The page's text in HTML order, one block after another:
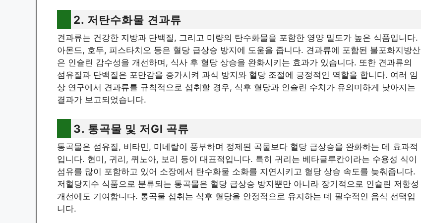
2. 저탄수화물 견과류
견과류는 건강한 지방과 단백질, 그리고 미량의 탄수화물을 포함한 영양 밀도가 높은 식품입니다.
아몬드, 호두, 피스타치오 등은 혈당 급상승 방지에 도움을 줍니다. 견과류에 포함된 불포화지방산
은 인슐린 감수성을 개선하며, 식사 후 혈당 상승을 완화시키는 효과가 있습니다. 또한 견과류의
섬유질과 단백질은 포만감을 증가시켜 과식 방지와 혈당 조절에 긍정적인 역할을 합니다. 여러 임
상 연구에서 견과류를 규칙적으로 섭취할 경우, 식후 혈당과 인슐린 수치가 유의미하게 낮아지는
결과가 보고되었습니다.
3. 통곡물 및 저GI 곡류
통곡물은 섬유질, 비타민, 미네랄이 풍부하며 정제된 곡물보다 혈당 급상승을 완화하는 데 효과적
입니다. 현미, 귀리, 퀴노아, 보리 등이 대표적입니다. 특히 귀리는 베타글루칸이라는 수용성 식이
섬유를 많이 포함하고 있어 소장에서 탄수화물 소화를 지연시키고 혈당 상승 속도를 늦춰줍니다.
저혈당지수 식품으로 분류되는 통곡물은 혈당 급상승 방지뿐만 아니라 장기적으로 인슐린 저항성
개선에도 기여합니다. 통곡물 섭취는 식후 혈당을 안정적으로 유지하는 데 필수적인 음식 선택입
니다.